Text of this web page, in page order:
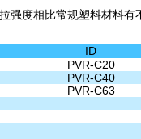
强度相比常规塑料材料有
ID
PVR-C20
PVR-C40
PVR-C63